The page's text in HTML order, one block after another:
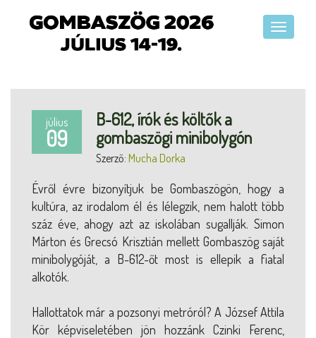
július
09
B-612, írók és költők a
gombaszögi minibolygón
Szerző: Mucha Dorka
Évről évre bizonyítjuk be Gombaszögön, hogy a
kultúra, az irodalom él és lélegzik, nem halott több
száz éve, ahogy azt az iskolában sugallják. Simon
Márton és Grecsó Krisztián mellett Gombaszög saját
minibolygóját, a B-612-őt most is ellepik a fiatal
alkotók.
Hallottatok már a pozsonyi metróról? A József Attila
Kör képviseletében jön hozzánk Czinki Ferenc,